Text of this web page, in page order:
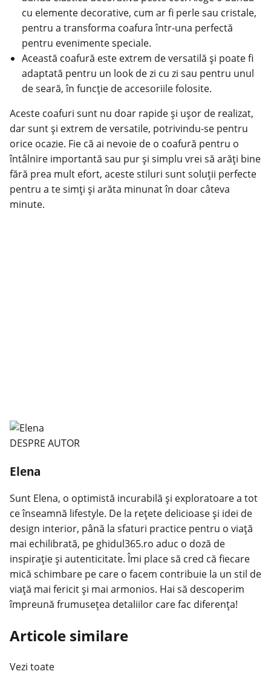
cu elemente decorative, cum ar fi perle sau cristale,
pentru a transforma coafura într-una perfectă
pentru evenimente speciale.
Această coafură este extrem de versatilă și poate fi
adaptată pentru un look de zi cu zi sau pentru unul
de seară, în funcție de accesoriile folosite.
Aceste coafuri sunt nu doar rapide și ușor de realizat,
dar sunt și extrem de versatile, potrivindu-se pentru
orice ocazie. Fie că ai nevoie de o coafură pentru o
întâlnire importantă sau pur și simplu vrei să arăți bine
fără prea mult efort, aceste stiluri sunt soluții perfecte
pentru a te simți și arăta minunat în doar câteva
minute.
DESPRE AUTOR
Elena
Sunt Elena, o optimistă incurabilă și exploratoare a tot
ce înseamnă lifestyle. De la rețete delicioase și idei de
design interior, până la sfaturi practice pentru o viață
mai echilibrată, pe ghidul365.ro aduc o doză de
inspirație și autenticitate. Îmi place să cred că fiecare
mică schimbare pe care o facem contribuie la un stil de
viață mai fericit și mai armonios. Hai să descoperim
împreună frumusețea detaliilor care fac diferența!
Articole similare
Vezi toate